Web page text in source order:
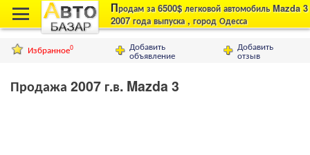
Продам за 6500$ легковой автомобиль Mazda 3
2007 года выпуска , город Одесса
Добавить
отзыв
Добавить
объявление
Избранное0
Продажа 2007 г.в. Mazda 3